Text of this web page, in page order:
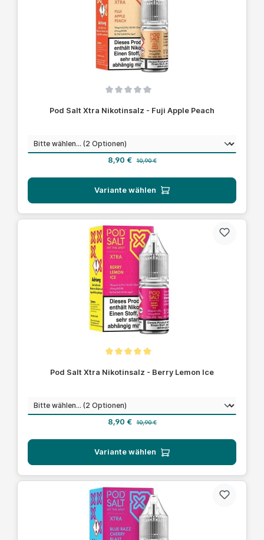
Pod Salt Xtra Nikotinsalz - Fuji Apple Peach
Nikotinstärkeauswählen
Verkaufspreis:
8,90 € 10,90 €
Variante wählen
Pod Salt Xtra Nikotinsalz - Berry Lemon Ice
Nikotinstärkeauswählen
Verkaufspreis:
8,90 € Regulärer Preis:
10,90 €
Variante wählen